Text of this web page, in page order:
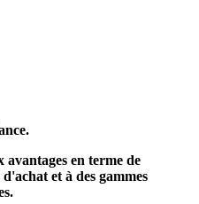
en terme de
et à des gammes